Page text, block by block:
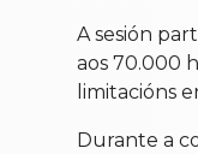
A sesión
aos 70.000
limitacións
Durante a